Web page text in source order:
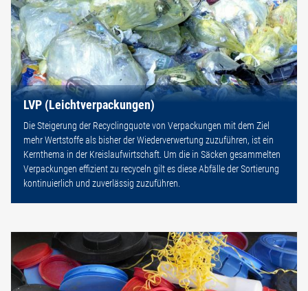
LVP (Leichtverpackungen)
Die Steigerung der Recyclingquote von Verpackungen mit dem Ziel
mehr Wertstoffe als bisher der Wiederverwertung zuzuführen, ist ein
Kernthema in der Kreislaufwirtschaft. Um die in Säcken gesammelten
Verpackungen effizient zu recyceln gilt es diese Abfälle der Sortierung
kontinuierlich und zuverlässig zuzuführen.